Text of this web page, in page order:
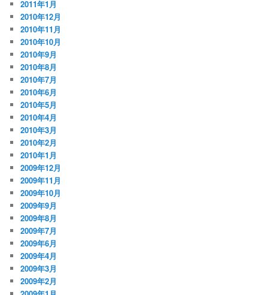
2011年1月
2010年12月
2010年11月
2010年10月
2010年9月
2010年8月
2010年7月
2010年6月
2010年5月
2010年4月
2010年3月
2010年2月
2010年1月
2009年12月
2009年11月
2009年10月
2009年9月
2009年8月
2009年7月
2009年6月
2009年4月
2009年3月
2009年2月